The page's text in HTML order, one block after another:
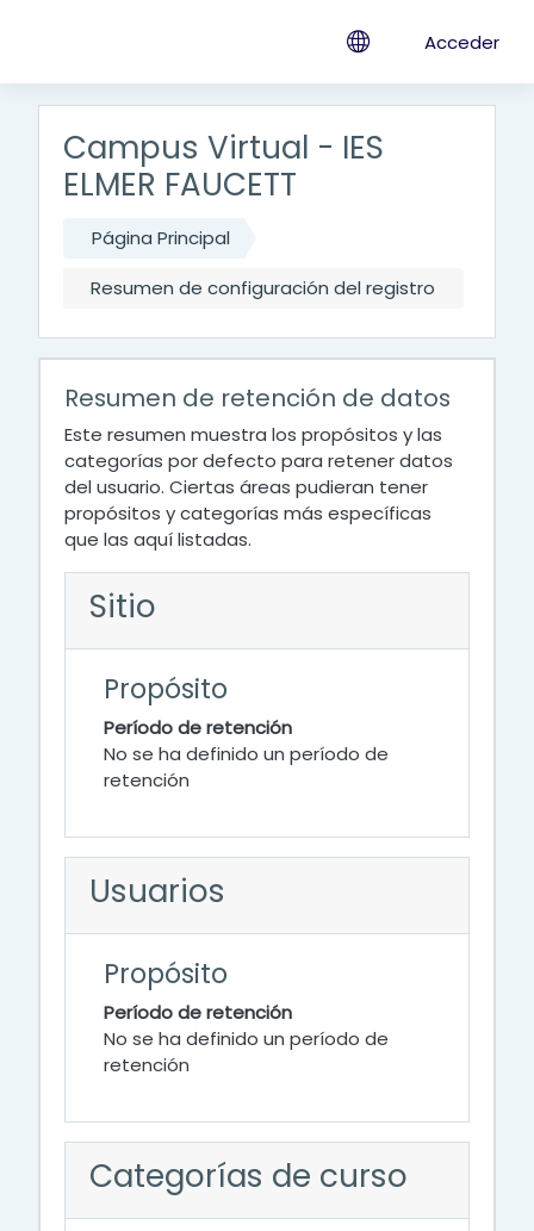
Acceder
Campus Virtual - IES
ELMER FAUCETT
Página Principal
Resumen de configuración del registro
Resumen de retención de datos
Este resumen muestra los propósitos y las
categorías por defecto para retener datos
del usuario. Ciertas áreas pudieran tener
propósitos y categorías más específicas
que las aquí listadas.
Sitio
Propósito
Período de retención
No se ha definido un período de
retención
Usuarios
Propósito
Período de retención
No se ha definido un período de
retención
Categorías de curso